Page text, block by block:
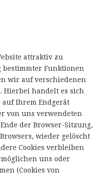
attraktiv zu
bestimmter Funktionen
wir auf verschiedenen
Hierbei handelt es sich
Ihrem Endgerät
von uns verwendeten
der Browser-Sitzung,
wieder gelöscht
Cookies verbleiben
uns oder
(Cookies von